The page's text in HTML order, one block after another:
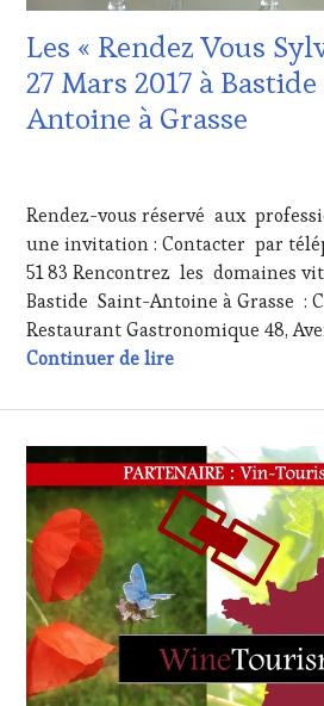
Les « Rendez Vous
27 Mars 2017 à
Antoine à Grasse
2017
Rendez-vous réservé aux
une invitation : Contacter par
51 83 Rencontrez les domaines
Bastide Saint-Antoine à Grasse :
Restaurant Gastronomique 48,
Continuer de lireLes « Rendez